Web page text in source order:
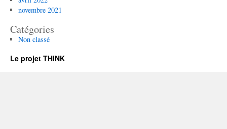
novembre 2021
Catégories
Non classé
Le projet THINK